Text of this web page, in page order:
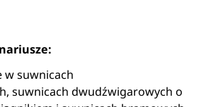
w suwnicach
suwnicach dwudźwigarowych o